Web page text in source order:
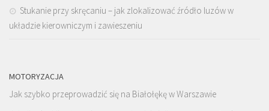
Stukanie przy skręcaniu – jak zlokalizować źródło luzów w
układzie kierowniczym i zawieszeniu
MOTORYZACJA
Jak szybko przeprowadzić się na Białołękę w Warszawie